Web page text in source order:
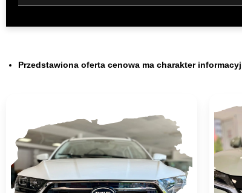
Przedstawiona oferta cenowa ma charakter